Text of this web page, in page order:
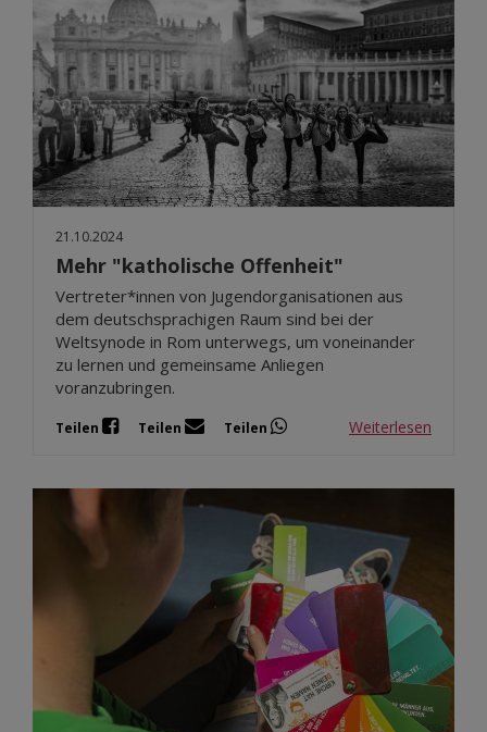
21.10.2024
Mehr "katholische Offenheit"
Vertreter*innen von Jugendorganisationen aus
dem deutschsprachigen Raum sind bei der
Weltsynode in Rom unterwegs, um voneinander
zu lernen und gemeinsame Anliegen
voranzubringen.
Teilen Teilen Teilen Weiterlesen